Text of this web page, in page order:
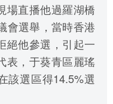
場直播他過羅湖橋
會選舉，當時香港
絕他參選，引起一
表，于葵青區麗瑤
該選區得14.5%選